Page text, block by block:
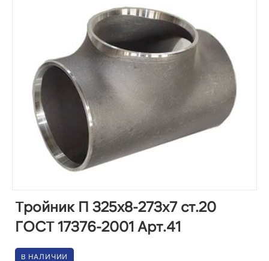
Тройник П 325х8-273х7 ст.20
ГОСТ 17376-2001 Арт.41
В НАЛИЧИИ